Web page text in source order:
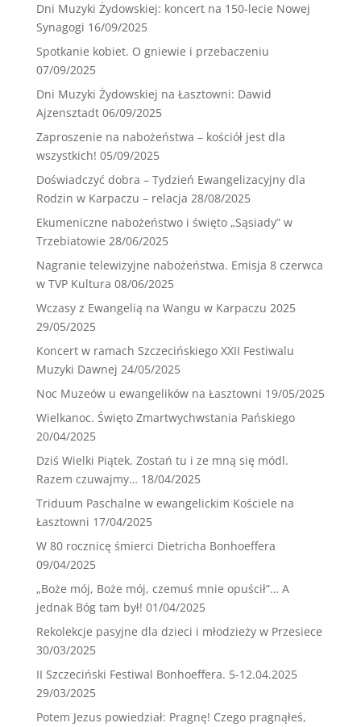
Dni Muzyki Żydowskiej: koncert na 150-lecie Nowej
Synagogi 16/09/2025
Spotkanie kobiet. O gniewie i przebaczeniu
07/09/2025
Dni Muzyki Żydowskiej na Łasztowni: Dawid
Ajzensztadt 06/09/2025
Zaproszenie na nabożeństwa – kościół jest dla
wszystkich! 05/09/2025
Doświadczyć dobra – Tydzień Ewangelizacyjny dla
Rodzin w Karpaczu – relacja 28/08/2025
Ekumeniczne nabożeństwo i święto „Sąsiady” w
Trzebiatowie 28/06/2025
Nagranie telewizyjne nabożeństwa. Emisja 8 czerwca
w TVP Kultura 08/06/2025
Wczasy z Ewangelią na Wangu w Karpaczu 2025
29/05/2025
Koncert w ramach Szczecińskiego XXII Festiwalu
Muzyki Dawnej 24/05/2025
Noc Muzeów u ewangelików na Łasztowni 19/05/2025
Wielkanoc. Święto Zmartwychwstania Pańskiego
20/04/2025
Dziś Wielki Piątek. Zostań tu i ze mną się módl.
Razem czuwajmy… 18/04/2025
Triduum Paschalne w ewangelickim Kościele na
Łasztowni 17/04/2025
W 80 rocznicę śmierci Dietricha Bonhoeffera
09/04/2025
„Boże mój, Boże mój, czemuś mnie opuścił”… A
jednak Bóg tam był! 01/04/2025
Rekolekcje pasyjne dla dzieci i młodzieży w Przesiece
30/03/2025
II Szczeciński Festiwal Bonhoeffera. 5-12.04.2025
29/03/2025
Potem Jezus powiedział: Pragnę! Czego pragnąłeś,